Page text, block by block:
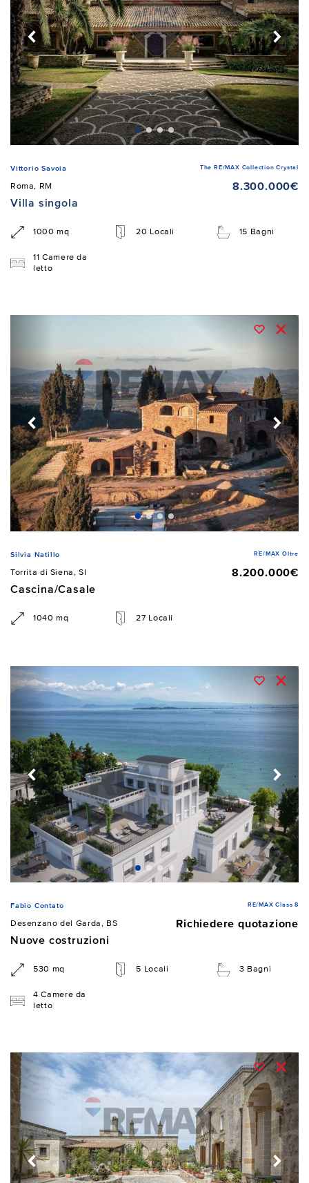
Vittorio Savoia The RE/MAX Collection Crystal
Roma, RM
8.300.000€
Villa singola
1000 mq 20 Locali 15 Bagni
11 Camere da
letto
Silvia Natillo RE/MAX Oltre
Torrita di Siena, SI
8.200.000€
Cascina/Casale
1040 mq 27 Locali
Fabio Contato RE/MAX Class 8
Desenzano del Garda, BS
Richiedere quotazione
Nuove costruzioni
530 mq 5 Locali 3 Bagni
4 Camere da
letto